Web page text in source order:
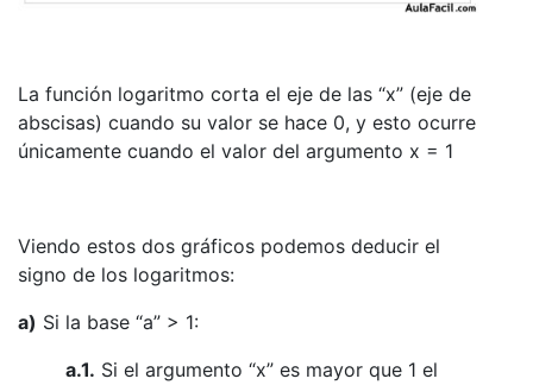
La función logaritmo corta el eje de las “x” (eje de
abscisas) cuando su valor se hace 0, y esto ocurre
únicamente cuando el valor del argumento x = 1
Viendo estos dos gráficos podemos deducir el
signo de los logaritmos:
a) Si la base “a” > 1:
a.1. Si el argumento “x” es mayor que 1 el